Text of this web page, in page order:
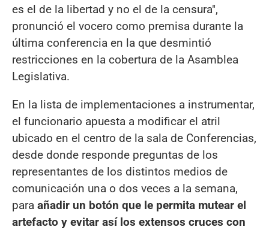
es el de la libertad y no el de la censura",
pronunció el vocero como premisa durante la
última conferencia en la que desmintió
restricciones en la cobertura de la Asamblea
Legislativa.
En la lista de implementaciones a instrumentar,
el funcionario apuesta a modificar el atril
ubicado en el centro de la sala de Conferencias,
desde donde responde preguntas de los
representantes de los distintos medios de
comunicación una o dos veces a la semana,
para añadir un botón que le permita mutear el
artefacto y evitar así los extensos cruces con